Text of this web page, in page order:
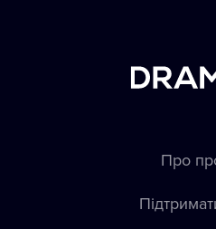
Про